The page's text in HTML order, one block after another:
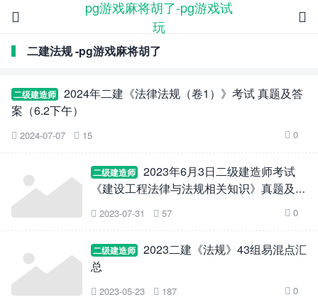
pg游戏麻将胡了-pg游戏试
玩


二建法规 -pg游戏麻将胡了
二级建造师
2024年二建《法律法规（卷1）》考试 真题及答
案（6.2下午）
 2024-07-07  15  0
二级建造师
2023年6月3日二级建造师考试
《建设工程法律与法规相关知识》真题及答
 2023-07-31  57  0
二级建造师
2023二建《法规》43组易混点汇
总
 2023-05-23  187  0